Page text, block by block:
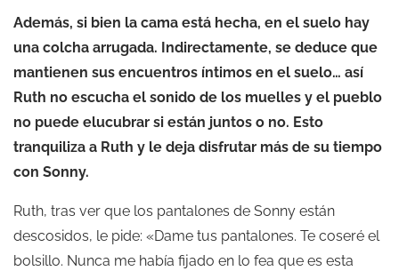
Además, si bien la cama está hecha, en el suelo hay
una colcha arrugada. Indirectamente, se deduce que
mantienen sus encuentros íntimos en el suelo… así
Ruth no escucha el sonido de los muelles y el pueblo
no puede elucubrar si están juntos o no. Esto
tranquiliza a Ruth y le deja disfrutar más de su tiempo
con Sonny.
Ruth, tras ver que los pantalones de Sonny están
descosidos, le pide: «Dame tus pantalones. Te coseré el
bolsillo. Nunca me había fijado en lo fea que es esta